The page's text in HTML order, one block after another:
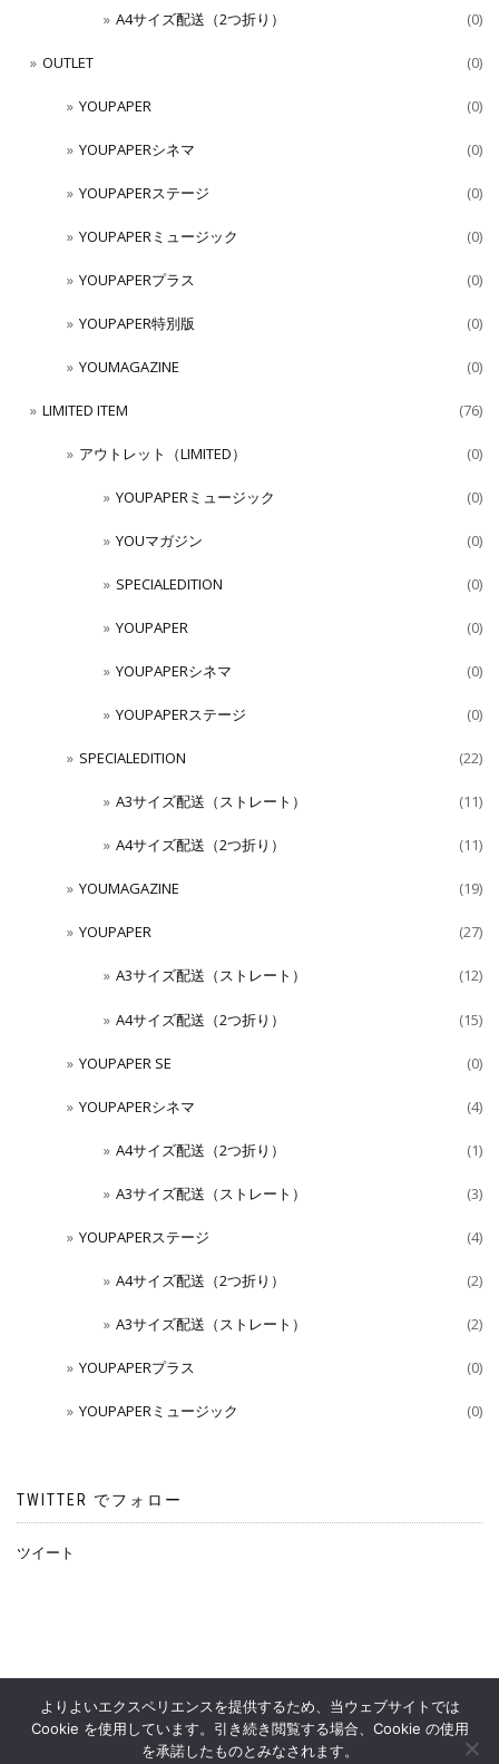
A4サイズ配送（2つ折り） (0)
OUTLET (0)
YOUPAPER (0)
YOUPAPERシネマ (0)
YOUPAPERステージ (0)
YOUPAPERミュージック (0)
YOUPAPERプラス (0)
YOUPAPER特別版 (0)
YOUMAGAZINE (0)
LIMITED ITEM (76)
アウトレット（LIMITED） (0)
YOUPAPERミュージック (0)
YOUマガジン (0)
SPECIALEDITION (0)
YOUPAPER (0)
YOUPAPERシネマ (0)
YOUPAPERステージ (0)
SPECIALEDITION (22)
A3サイズ配送（ストレート） (11)
A4サイズ配送（2つ折り） (11)
YOUMAGAZINE (19)
YOUPAPER (27)
A3サイズ配送（ストレート） (12)
A4サイズ配送（2つ折り） (15)
YOUPAPER SE (0)
YOUPAPERシネマ (4)
A4サイズ配送（2つ折り） (1)
A3サイズ配送（ストレート） (3)
YOUPAPERステージ (4)
A4サイズ配送（2つ折り） (2)
A3サイズ配送（ストレート） (2)
YOUPAPERプラス (0)
YOUPAPERミュージック (0)
TWITTER でフォロー
ツイート
YOUPAPERS OFFICIAL SHOP
よりよいエクスペリエンスを提供するため、当ウェブサイトでは
Cookie を使用しています。引き続き閲覧する場合、Cookie の使用
を承諾したものとみなされます。